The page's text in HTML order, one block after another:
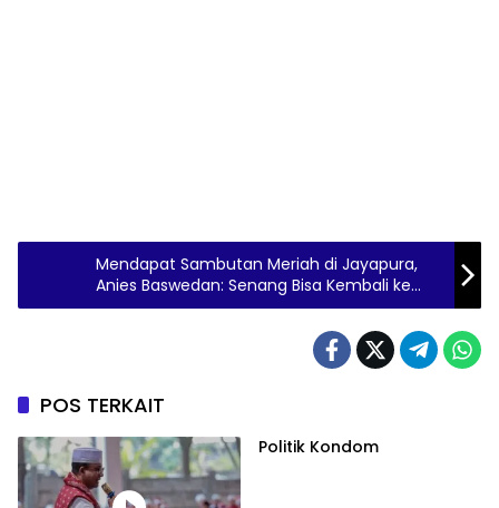
Mendapat Sambutan Meriah di Jayapura,
Anies Baswedan: Senang Bisa Kembali ke
Papua
POS TERKAIT
Politik Kondom